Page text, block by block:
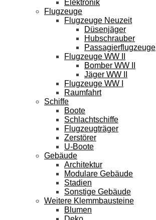
Elektronik
Flugzeuge
Flugzeuge Neuzeit
Düsenjäger
Hubschrauber
Passagierflugzeuge
Flugzeuge WW II
Bomber WW II
Jäger WW II
Flugzeuge WW I
Raumfahrt
Schiffe
Boote
Schlachtschiffe
Flugzeugträger
Zerstörer
U-Boote
Gebäude
Architektur
Modulare Gebäude
Stadien
Sonstige Gebäude
Weitere Klemmbausteine
Blumen